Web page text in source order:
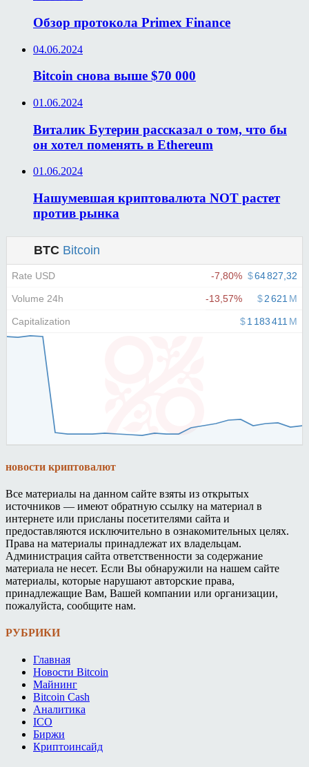
Обзор протокола Primex Finance
04.06.2024
Bitcoin снова выше $70 000
01.06.2024
Виталик Бутерин рассказал о том, что бы
он хотел поменять в Ethereum
01.06.2024
Нашумевшая криптовалюта NOT растет
против рынка
новости криптовалют
Все материалы на данном сайте взяты из открытых
источников — имеют обратную ссылку на материал в
интернете или присланы посетителями сайта и
предоставляются исключительно в ознакомительных целях.
Права на материалы принадлежат их владельцам.
Администрация сайта ответственности за содержание
материала не несет. Если Вы обнаружили на нашем сайте
материалы, которые нарушают авторские права,
принадлежащие Вам, Вашей компании или организации,
пожалуйста, сообщите нам.
РУБРИКИ
Главная
Новости Bitcoin
Майнинг
Bitcoin Cash
Аналитика
ICO
Биржи
Криптоинсайд